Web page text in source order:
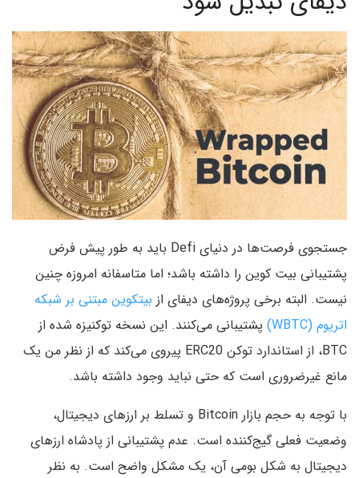
جستجوی فرصت‌ها در دنیای Defi باید به طور پیش فرض
پشتیبانی بیت کوین را داشته باشد؛ اما متاسفانه امروزه چنین
نیست. البته برخی پروژه‌های دیفای از بیتکوین مبتنی بر شبکه
اتریوم (WBTC)
پشتیبانی می‌کنند. این نسخه توکنیزه شده از
BTC، از استاندارد توکن ERC20 پیروی می‌کند که از نظر من یک
مانع غیرضروری است که حتی نباید وجود داشته باشد.
با توجه به حجم بازار Bitcoin و تسلط بر ارزهای دیجیتال،
وضعیت فعلی گیج‌کننده است. عدم پشتیبانی از پادشاه ارزهای
دیجیتال به شکل بومی آن، یک مشکل واضح است. به نظر